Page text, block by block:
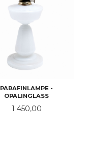
PARAFINLAMPE -
OPALINGLASS
Pris
1 450,00